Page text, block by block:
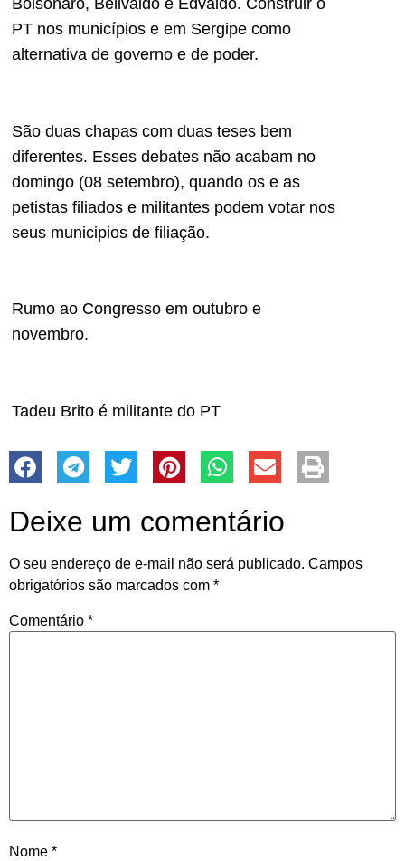
PT nos municípios e em Sergipe como
alternativa de governo e de poder.
São duas chapas com duas teses bem
diferentes. Esses debates não acabam no
domingo (08 setembro), quando os e as
petistas filiados e militantes podem votar nos
seus municipios de filiação.
Rumo ao Congresso em outubro e
novembro.
Tadeu Brito é militante do PT
Deixe um comentário
O seu endereço de e-mail não será publicado. Campos
obrigatórios são marcados com *
Comentário *
Nome *